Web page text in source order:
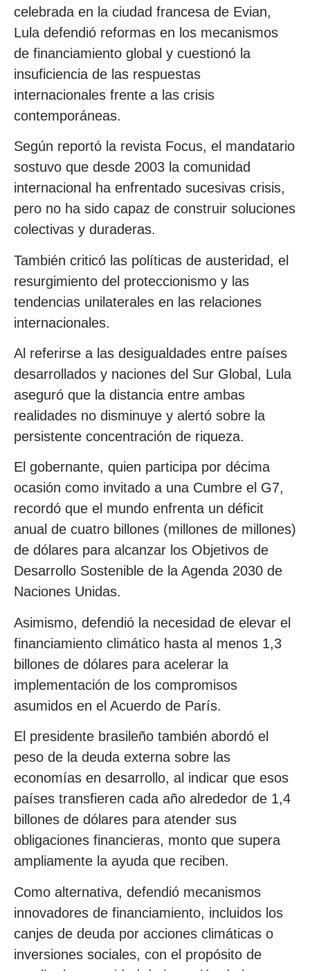
celebrada en la ciudad francesa de Evian,
Lula defendió reformas en los mecanismos
de financiamiento global y cuestionó la
insuficiencia de las respuestas
internacionales frente a las crisis
contemporáneas.
Según reportó la revista Focus, el mandatario
sostuvo que desde 2003 la comunidad
internacional ha enfrentado sucesivas crisis,
pero no ha sido capaz de construir soluciones
colectivas y duraderas.
También criticó las políticas de austeridad, el
resurgimiento del proteccionismo y las
tendencias unilaterales en las relaciones
internacionales.
Al referirse a las desigualdades entre países
desarrollados y naciones del Sur Global, Lula
aseguró que la distancia entre ambas
realidades no disminuye y alertó sobre la
persistente concentración de riqueza.
El gobernante, quien participa por décima
ocasión como invitado a una Cumbre el G7,
recordó que el mundo enfrenta un déficit
anual de cuatro billones (millones de millones)
de dólares para alcanzar los Objetivos de
Desarrollo Sostenible de la Agenda 2030 de
Naciones Unidas.
Asimismo, defendió la necesidad de elevar el
financiamiento climático hasta al menos 1,3
billones de dólares para acelerar la
implementación de los compromisos
asumidos en el Acuerdo de París.
El presidente brasileño también abordó el
peso de la deuda externa sobre las
economías en desarrollo, al indicar que esos
países transfieren cada año alrededor de 1,4
billones de dólares para atender sus
obligaciones financieras, monto que supera
ampliamente la ayuda que reciben.
Como alternativa, defendió mecanismos
innovadores de financiamiento, incluidos los
canjes de deuda por acciones climáticas o
inversiones sociales, con el propósito de